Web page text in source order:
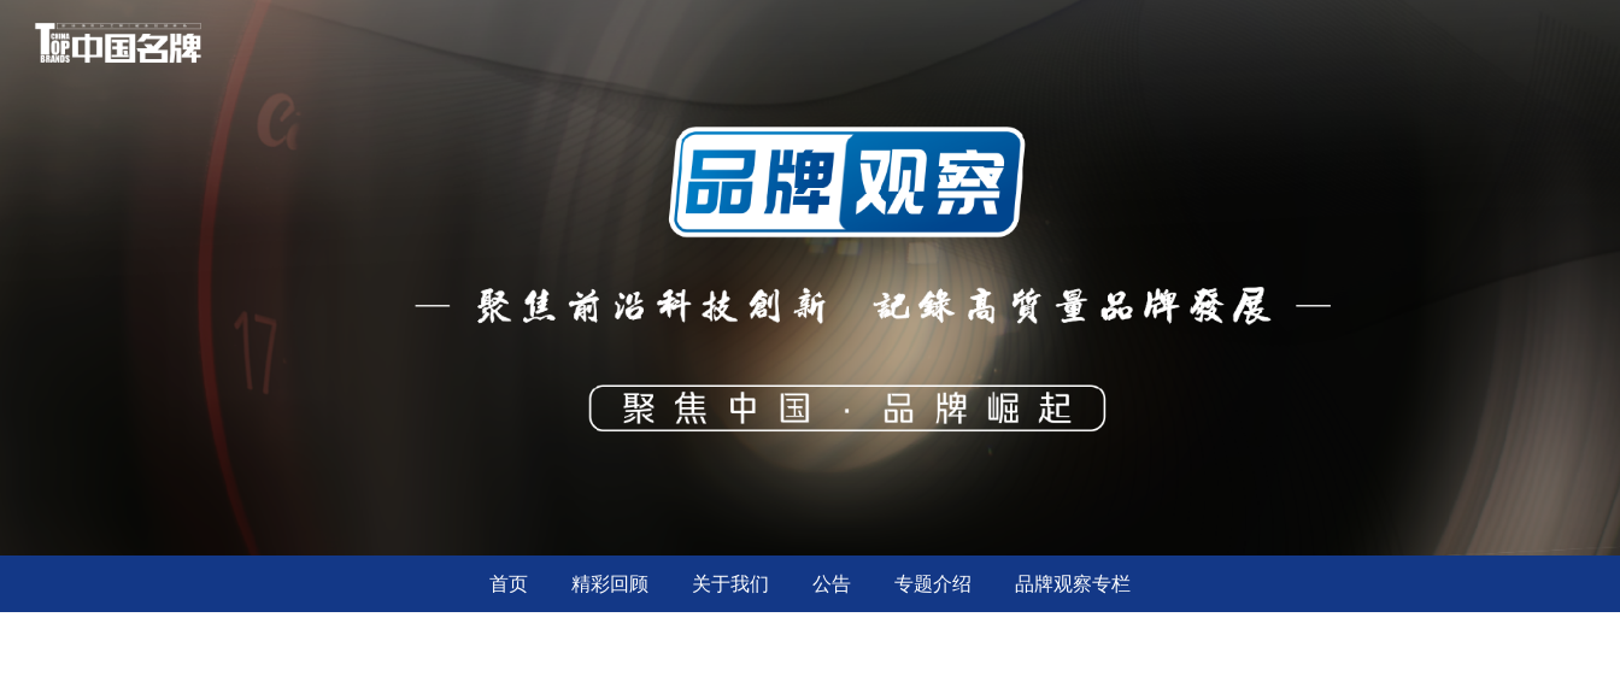
首页 精彩回顾 关于我们 公告 专题介绍 品牌观察专栏